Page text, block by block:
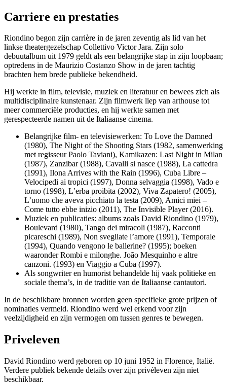
Carriere en prestaties
Riondino begon zijn carrière in de jaren zeventig als lid van het
linkse theatergezelschap Collettivo Victor Jara. Zijn solo
debuutalbum uit 1979 geldt als een belangrijke stap in zijn loopbaan;
optredens in de Maurizio Costanzo Show in de jaren tachtig
brachten hem brede publieke bekendheid.
Hij werkte in film, televisie, muziek en literatuur en bewees zich als
multidisciplinaire kunstenaar. Zijn filmwerk liep van arthouse tot
meer commerciële producties, en hij werkte samen met
gerespecteerde namen uit de Italiaanse cinema.
Belangrijke film- en televisiewerken: To Love the Damned
(1980), The Night of the Shooting Stars (1982, samenwerking
met regisseur Paolo Taviani), Kamikazen: Last Night in Milan
(1987), Zanzibar (1988), Cavalli si nasce (1988), La cattedra
(1991), Ilona Arrives with the Rain (1996), Cuba Libre –
Velocipedi ai tropici (1997), Donna selvaggia (1998), Vado e
torno (1998), L’erba proibita (2002), Viva Zapatero! (2005),
L’uomo che aveva picchiato la testa (2009), Amici miei –
Come tutto ebbe inizio (2011), The Invisible Player (2016).
Muziek en publicaties: albums zoals David Riondino (1979),
Boulevard (1980), Tango dei miracoli (1987), Racconti
picareschi (1989), Non svegliate l’amore (1991), Temporale
(1994), Quando vengono le ballerine? (1995); boeken
waaronder Rombi e milonghe. João Mesquinho e altre
canzoni. (1993) en Viaggio a Cuba (1997).
Als songwriter en humorist behandelde hij vaak politieke en
sociale thema’s, in de traditie van de Italiaanse cantautori.
In de beschikbare bronnen worden geen specifieke grote prijzen of
nominaties vermeld. Riondino werd wel erkend voor zijn
veelzijdigheid en zijn vermogen om tussen genres te bewegen.
Priveleven
David Riondino werd geboren op 10 juni 1952 in Florence, Italië.
Verdere publiek bekende details over zijn privéleven zijn niet
beschikbaar.